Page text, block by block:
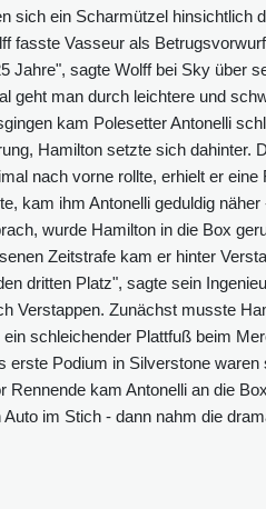
sich ein Scharmützel hinsichtlich
fasste Vasseur als
Jahre", sagte Wolff bei Sky über
geht man durch leichtere und
kam Polesetter Antonelli
Hamilton setzte sich dahinter.
nach vorne rollte, erhielt er
kam ihm Antonelli geduldig
wurde Hamilton in die Box
Zeitstrafe kam er hinter
dritten Platz", sagte sein
Verstappen. Zunächst musste
schleichender Plattfuß beim
erste Podium in Silverstone waren
Rennende kam Antonelli an die
im Stich - dann nahm die